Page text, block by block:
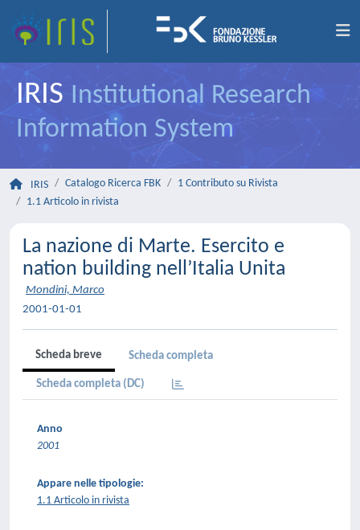
IRIS Institutional Research
Information System
IRIS Catalogo Ricerca FBK
1 Contributo su Rivista
1.1 Articolo in rivista
La nazione di Marte. Esercito e
nation building nell’Italia Unita
Mondini, Marco
2001-01-01
Scheda breve Scheda completa
Scheda completa (DC)
Anno
2001
Appare nelle tipologie:
1.1 Articolo in rivista